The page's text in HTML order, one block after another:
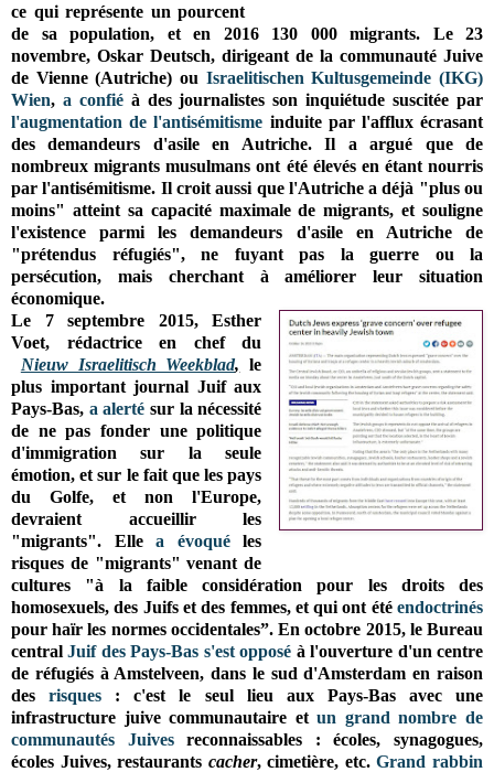
ce qui représente un pourcent
de sa population, et en 2016 130 000 migrants. Le 23
novembre, Oskar Deutsch, dirigeant de la communauté Juive
de Vienne (Autriche) ou Israelitischen Kultusgemeinde (IKG)
Wien, a confiéà des journalistes son inquiétude suscitée par
l'augmentation de l'antisémitisme induite par l'afflux écrasant
des demandeurs d'asile en Autriche. Il a argué que de
nombreux migrants musulmans ont été élevés en étant nourris
par l'antisémitisme. Il croit aussi que l'Autriche a déjà "plus ou
moins" atteint sa capacité maximale de migrants, et souligne
l'existenceparmi les demandeurs d'asile en Autrichede
"prétendus réfugiés", ne fuyant pas la guerre ou la
persécution, mais cherchant à améliorer leur situation
économique.
Le 7 septembre 2015, Esther
Voet, rédactrice en chef du
Nieuw Israelitisch Weekblad, le
plus important journal Juif aux
Pays-Bas, a alerté sur la nécessité
de ne pas fonder une politique
d'immigration sur la seule
émotion, et sur le fait que les pays
du Golfe, et non l'Europe,
devraient accueillir les
"migrants". Ellea évoquéles
risques de "migrants" venant de
cultures "à la faible considération pour les droits des
homosexuels, des Juifs et des femmes, et qui ont été endoctrinés
pour haïr les normes occidentales”. En octobre 2015, le Bureau
centralJuif des Pays-Bas s'est opposé à l'ouverture d'un centre
de réfugiés à Amstelveen, dans le sud d'Amsterdam en raison
desrisques : c'est le seul lieu aux Pays-Bas avec une
infrastructure juive communautaire etun grand nombre de
communautés
Juivesreconnaissables : écoles, synagogues,
écoles Juives, restaurants cacher, cimetière, etc.Grand rabbin